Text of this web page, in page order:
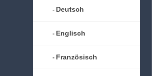
Deutsch
Englisch
Französisch